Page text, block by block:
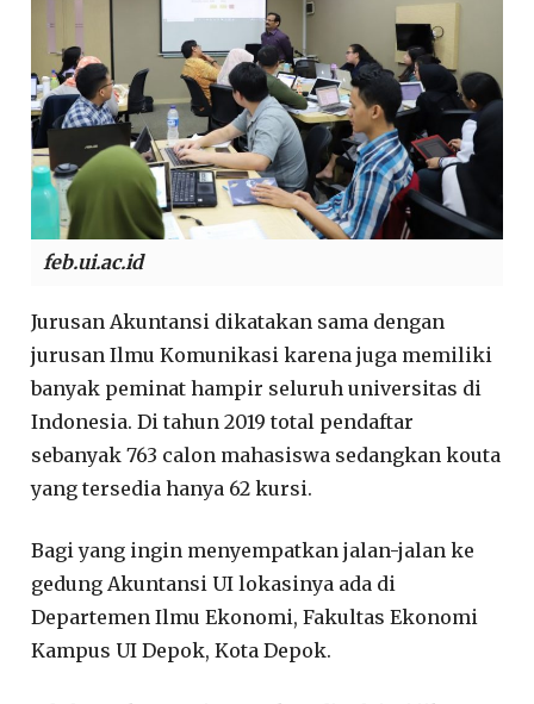
feb.ui.ac.id
Jurusan Akuntansi dikatakan sama dengan
jurusan Ilmu Komunikasi karena juga memiliki
banyak peminat hampir seluruh universitas di
Indonesia. Di tahun 2019 total pendaftar
sebanyak 763 calon mahasiswa sedangkan kouta
yang tersedia hanya 62 kursi.
Bagi yang ingin menyempatkan jalan-jalan ke
gedung Akuntansi UI lokasinya ada di
Departemen Ilmu Ekonomi, Fakultas Ekonomi
Kampus UI Depok, Kota Depok.